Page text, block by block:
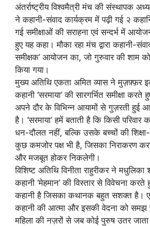
अंतर्राष्ट्रीय विश्वमैत्री मंच की संस्थापक
ने कहानी-संवाद कार्यक्रम में पढ़ी गई २
गई समीक्षाओं की सराहना एवं सन्दर्भ में
हुए यह कहा। मौका रहा मंच द्वारा कहानी-
समीक्षक’ आयोजन का, जो गुरुवार की शाम
किया गया।
मुख्य अतिथि एकता अमित व्यास ने मुज़फ़्फ़र
कहानी ‘सरमाया’ की सारगर्भित समीक्षा
अपने दौर के विभिन्न आयामों से गुज़रती हुई
है। ‘सरमाया’ हमें बताती है कि किसी परिवार
धन-दौलत नहीं, बल्कि उसके बच्चों की शिक्षा-
कुछ कमजोर पक्ष भी है, जिसका निराकरण
और मजबूत होकर निकलेगी।
विशिष्ट अतिथि विनीता राहुरीकर ने मधुलिका
कहानी ‘मेहमान’ की विस्तार से विवेचना
कहानी है जिसका कथानक बहुत सशक्त है।
कहानी की आत्मा और इसकी वेदना को
महिला की नज़रों से जब कोई पुरुष उतर जाता